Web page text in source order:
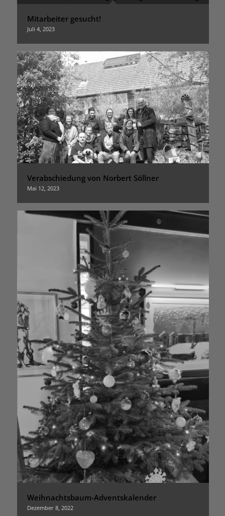
Mitarbeiter gesucht!
Juli 4, 2023
Verabschiedung von Norbert Söllner
Mai 12, 2023
Weihnachtsbaum-Adventskalender
Dezember 8, 2022